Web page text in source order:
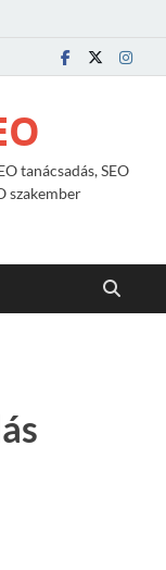
tanácsadás, SEO
szakember